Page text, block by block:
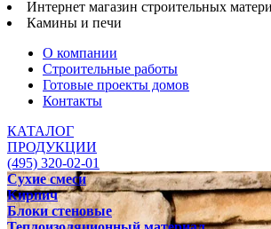
Интернет магазин строительных
Камины и печи
О компании
Строительные работы
Готовые проекты домов
Контакты
КАТАЛОГ
ПРОДУКЦИИ
(495) 320-02-01
Сухие смеси
Кирпич
Блоки стеновые